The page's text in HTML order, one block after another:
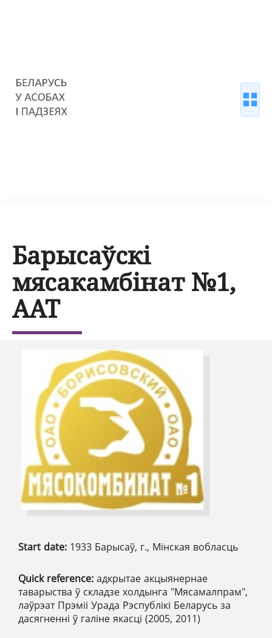
Барысаўскі
мясакамбінат №1,
ААТ
Start date: 1933 Барысаў, г., Мінская вобласць
Quick reference: адкрытае акцыянернае
таварыства ў складзе холдынга "Мясамалпрам",
лаўрэат Прэміі Урада Рэспублікі Беларусь за
дасягненні ў галіне якасці (2005, 2011)